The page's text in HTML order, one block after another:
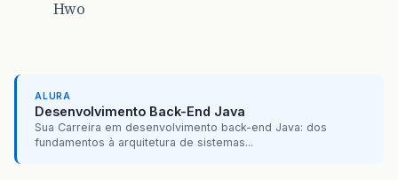
Hwo
ALURA
Desenvolvimento Back-End Java
Sua Carreira em desenvolvimento back-end Java: dos
fundamentos à arquitetura de sistemas...